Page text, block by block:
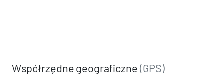
Współrzędne geograficzne(GPS)